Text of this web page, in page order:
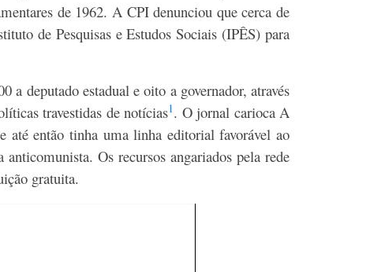
de 1962. A CPI denunciou que cerca de
de Pesquisas e Estudos Sociais (IPÊS) para
deputado estadual e oito a governador, através
travestidas de notícias1. O jornal carioca A
até então tinha uma linha editorial favorável ao
Os recursos angariados pela rede
gratuita.